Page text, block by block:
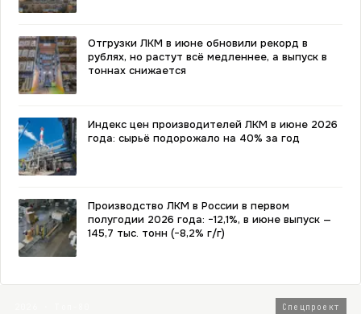
Отгрузки ЛКМ в июне обновили рекорд в
рублях, но растут всё медленнее, а выпуск в
тоннах снижается
Индекс цен производителей ЛКМ в июне 2026
года: сырьё подорожало на 40% за год
Производство ЛКМ в России в первом
полугодии 2026 года: −12,1%, в июне выпуск —
145,7 тыс. тонн (−8,2% г/г)
Спецпроект